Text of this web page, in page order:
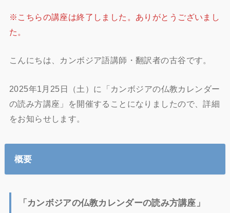
※こちらの講座は終了しました。ありがとうございまし
た。
こんにちは、カンボジア語講師・翻訳者の古谷です。
2025年1月25日（土）に「カンボジアの仏教カレンダー
の読み方講座」を開催することになりましたので、詳細
をお知らせします。
概要
「カンボジアの仏教カレンダーの読み方講座」